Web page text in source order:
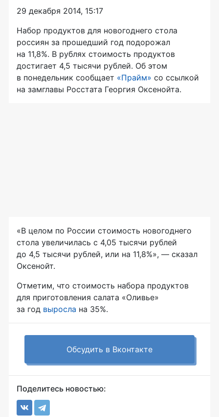
29 декабря 2014, 15:17
Набор продуктов для новогоднего стола
россиян за прошедший год подорожал
на 11,8%. В рублях стоимость продуктов
достигает 4,5 тысячи рублей. Об этом
в понедельник сообщает «Прайм» со ссылкой
на замглавы Росстата Георгия Оксенойта.
«В целом по России стоимость новогоднего
стола увеличилась с 4,05 тысячи рублей
до 4,5 тысячи рублей, или на 11,8%», — сказал
Оксенойт.
Отметим, что стоимость набора продуктов
для приготовления салата «Оливье»
за год выросла на 35%.
Обсудить в Вконтакте
Поделитесь новостью: